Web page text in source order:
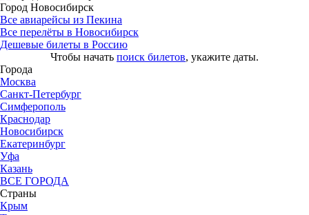
Город Новосибирск
Все авиарейсы из Пекина
Все перелёты в Новосибирск
Дешевые билеты в Россию
Чтобы начать поиск билетов, укажите даты.
Города
Москва
Санкт-Петербург
Симферополь
Краснодар
Новосибирск
Екатеринбург
Уфа
Казань
ВСЕ ГОРОДА
Страны
Крым